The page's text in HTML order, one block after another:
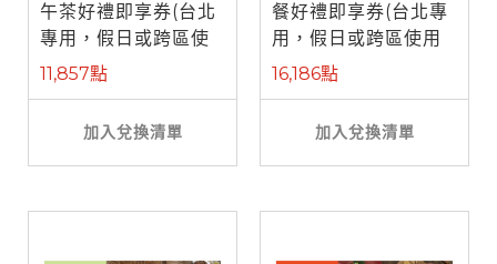
午茶好禮即享券(台北
專用，假日或跨區使
用需補差額)
11,857點
加入兌換清單
餐好禮即享券(台北專
用，假日或跨區使用
需補差額)
16,186點
加入兌換清單